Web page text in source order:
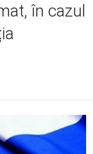
în cazul